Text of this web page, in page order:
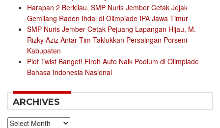
Harapan 2 Berkilau, SMP Nuris Jember Cetak Jejak
Gemilang Raden Ihdal di Olimpiade IPA Jawa Timur
SMP Nuris Jember Cetak Pejuang Lapangan Hijau, M.
Rizky Aziz Antar Tim Taklukkan Persaingan Porseni
Kabupaten
Plot Twist Banget! Firoh Auto Naik Podium di Olimpiade
Bahasa Indonesia Nasional
ARCHIVES
Archives